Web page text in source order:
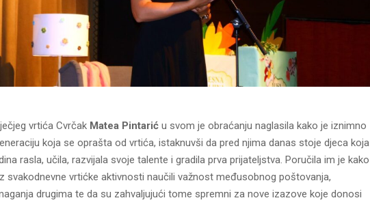
vrtića Cvrčak Matea Pintarić u svom je obraćanju naglasila kako je iznimno
koja se oprašta od vrtića, istaknuvši da pred njima danas stoje djeca koja
rasla, učila, razvijala svoje talente i gradila prva prijateljstva. Poručila im je kako
svakodnevne vrtićke aktivnosti naučili važnost međusobnog poštovanja,
drugima te da su zahvaljujući tome spremni za nove izazove koje donosi